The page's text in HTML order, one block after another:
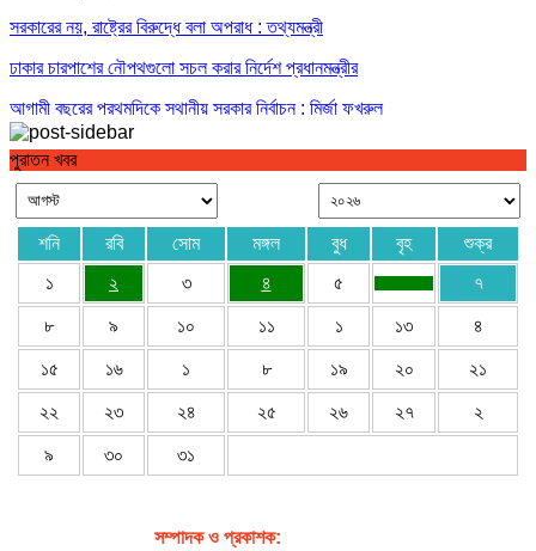
সরকারের নয়, রাষ্ট্রের বিরুদ্ধে বলা অপরাধ : তথ্যমন্ত্রী
ঢাকার চারপাশের নৌপথগুলো সচল করার নির্দেশ প্রধানমন্ত্রীর
আগামী বছরের প্রথমদিকে স্থানীয় সরকার নির্বাচন : মির্জা ফখরুল
পুরাতন খবর
শনি রবি সোম মঙ্গল বুধ বৃহ
শুক্র
১
২ ৩ ৪ ৫ ৭
৮ ৯ ১০ ১১ ১ ১৩ ৪
১৫ ১৬ ১ ৮ ১৯ ২০ ২১
২২ ২৩ ২৪ ২৫ ২৬ ২৭ ২
৯ ৩০ ৩১
সম্পাদক ও প্রকাশক: